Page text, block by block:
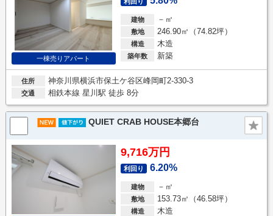
一棟売りアパート
建物 －㎡
敷地 246.90㎡（74.82坪）
構造 木造
築年数 新築
住所 神奈川県横浜市保土ケ谷区峰岡町2-330-3
交通 相鉄本線 星川駅 徒歩 8分
QUIET CRAB HOUSE本郷台
9,716万円
利回り 6.20%
建物 －㎡
敷地 153.73㎡（46.58坪）
構造 木造